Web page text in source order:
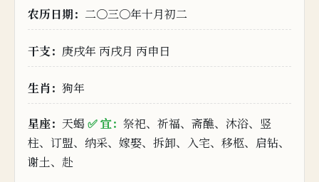
农历日期： 二〇三〇年十月初二
干支： 庚戌年 丙戌月 丙申日
生肖： 狗年
星座： 天蝎 ✅ 宜： 祭祀、祈福、斋醮、沐浴、竖
柱、订盟、纳采、嫁娶、拆卸、入宅、移柩、启钻、
谢土、赴